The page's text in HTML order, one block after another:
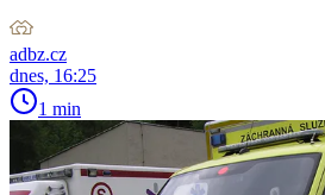
adbz.cz
dnes, 16:25
1 min